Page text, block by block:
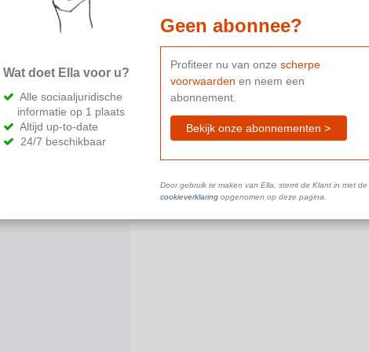
Wat doet Ella voor u?
Alle sociaaljuridische
informatie op 1 plaats
Altijd up-to-date
24/7 beschikbaar
Geen abonnee?
Profiteer nu van onze scherpe
voorwaarden en neem een
abonnement.
Bekijk onze abonnementen >
Door gebruik te maken van Ella, stemt de Klant in met de
cookieverklaringopgenomen op deze pagina.